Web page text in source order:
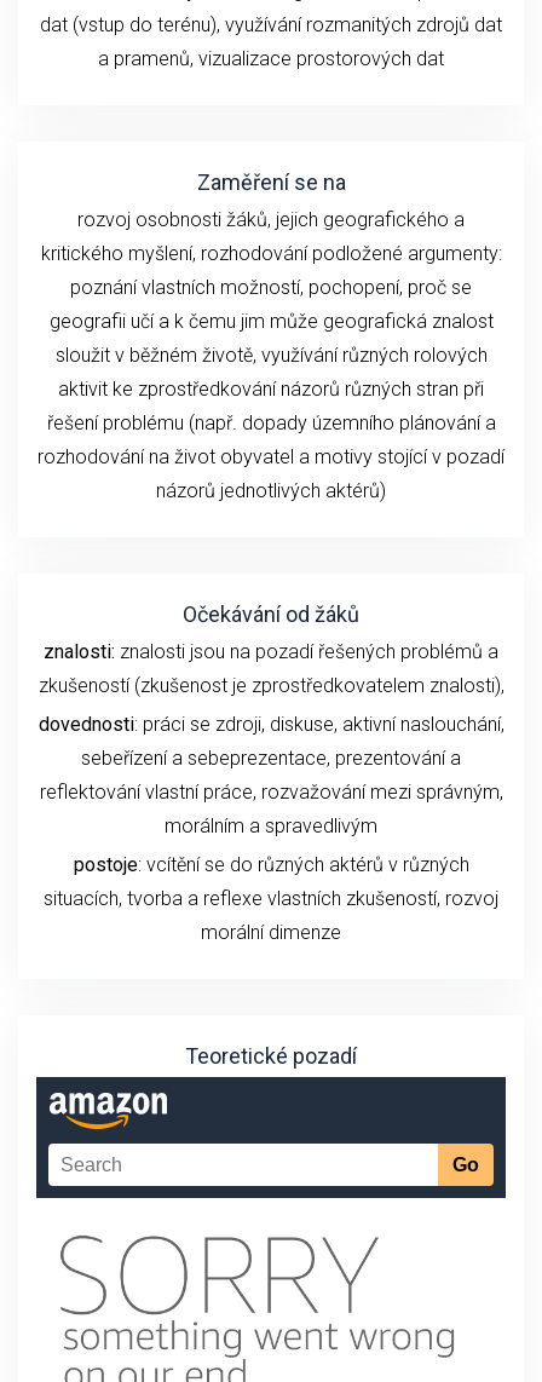
dat (vstup do terénu), využívání rozmanitých zdrojů dat
a pramenů, vizualizace prostorových dat
Zaměření se na
rozvoj osobnosti žáků, jejich geografického a
kritického myšlení, rozhodování podložené argumenty:
poznání vlastních možností, pochopení, proč se
geografii učí a k čemu jim může geografická znalost
sloužit v běžném životě, využívání různých rolových
aktivit ke zprostředkování názorů různých stran při
řešení problému (např. dopady územního plánování a
rozhodování na život obyvatel a motivy stojící v pozadí
názorů jednotlivých aktérů)
Očekávání od žáků
znalosti: znalosti jsou na pozadí řešených problémů a
zkušeností (zkušenost je zprostředkovatelem znalosti),
dovednosti: práci se zdroji, diskuse, aktivní naslouchání,
sebeřízení a sebeprezentace, prezentování a
reflektování vlastní práce, rozvažování mezi správným,
morálním a spravedlivým
postoje: vcítění se do různých aktérů v různých
situacích, tvorba a reflexe vlastních zkušeností, rozvoj
morální dimenze
Teoretické pozadí